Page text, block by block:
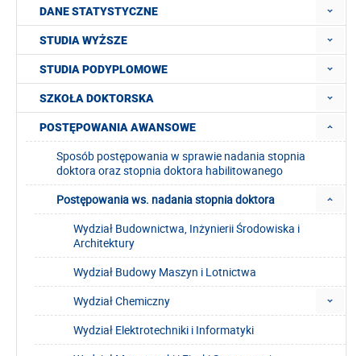
DANE STATYSTYCZNE
STUDIA WYŻSZE
STUDIA PODYPLOMOWE
SZKOŁA DOKTORSKA
POSTĘPOWANIA AWANSOWE
Sposób postępowania w sprawie nadania stopnia
doktora oraz stopnia doktora habilitowanego
Postępowania ws. nadania stopnia doktora
Wydział Budownictwa, Inżynierii Środowiska i
Architektury
Wydział Budowy Maszyn i Lotnictwa
Wydział Chemiczny
Wydział Elektrotechniki i Informatyki